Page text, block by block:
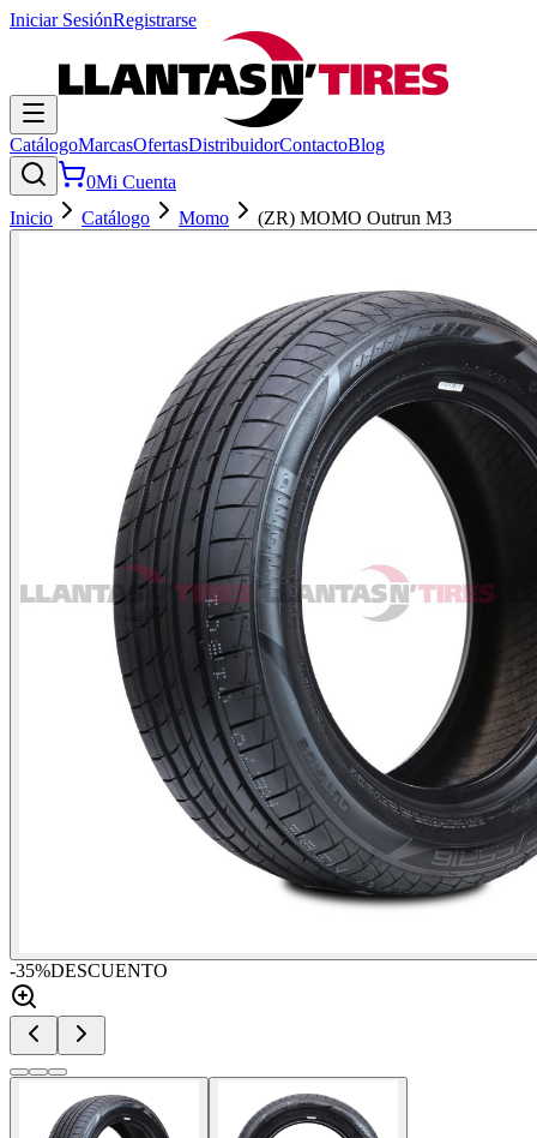
Iniciar SesiónRegistrarse
CatálogoMarcasOfertasDistribuidorContactoBlog
0Mi Cuenta
Inicio
Catálogo Momo (ZR) MOMO Outrun M3
-35%DESCUENTO